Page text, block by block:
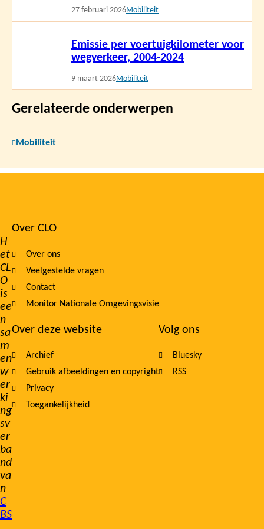
27 februari 2026Mobiliteit
Emissie per voertuigkilometer voor
wegverkeer, 2004-2024
9 maart 2026Mobiliteit
Gerelateerde onderwerpen
Mobiliteit
H
et
CL
O
is
ee
n
sa
m
en
w
er
ki
ng
sv
er
ba
nd
va
n
C
BS
Footer
navigation
Over CLO
Over ons
Veelgestelde vragen
Contact
Monitor Nationale Omgevingsvisie
Over deze website
Archief
Gebruik afbeeldingen en copyright
Privacy
Toegankelijkheid
Volg ons
Bluesky
RSS